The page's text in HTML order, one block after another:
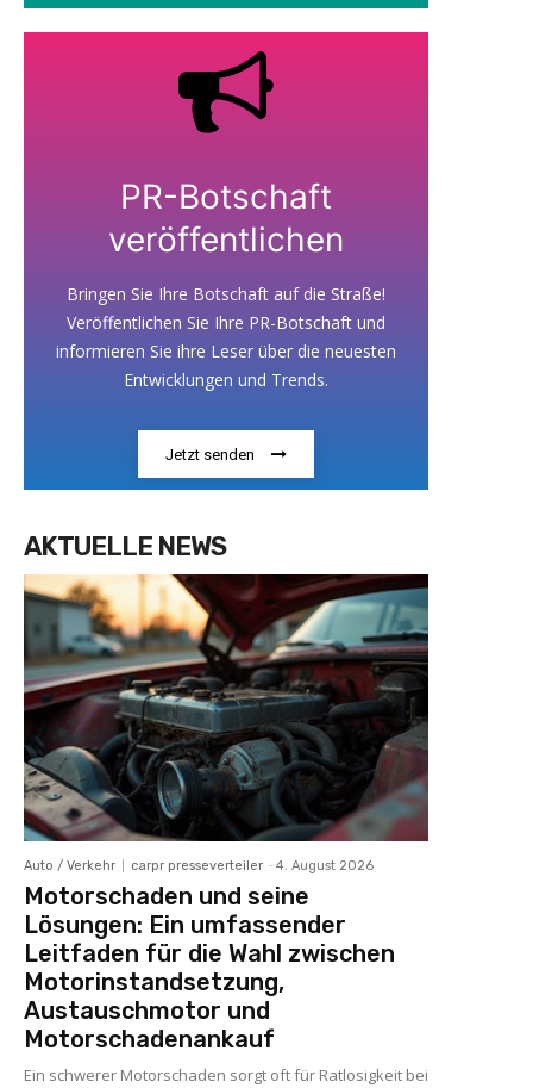
PR-Botschaft
veröffentlichen
Bringen Sie Ihre Botschaft auf die Straße!
Veröffentlichen Sie Ihre PR-Botschaft und
informieren Sie ihre Leser über die neuesten
Entwicklungen und Trends.
Jetzt senden
AKTUELLE NEWS
Auto / Verkehr carpr presseverteiler - 4. August 2026
Motorschaden und seine
Lösungen: Ein umfassender
Leitfaden für die Wahl zwischen
Motorinstandsetzung,
Austauschmotor und
Motorschadenankauf
Ein schwerer Motorschaden sorgt oft für Ratlosigkeit bei